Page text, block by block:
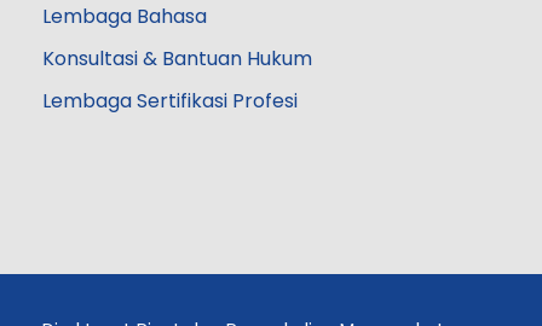
Lembaga Bahasa
Konsultasi & Bantuan Hukum
Lembaga Sertifikasi Profesi